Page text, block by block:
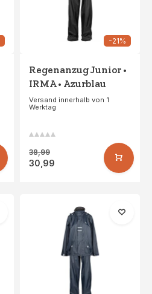
-21%
Regenanzug Junior •
IRMA • Azurblau
Versand innerhalb von 1
Werktag
38,99
30,99